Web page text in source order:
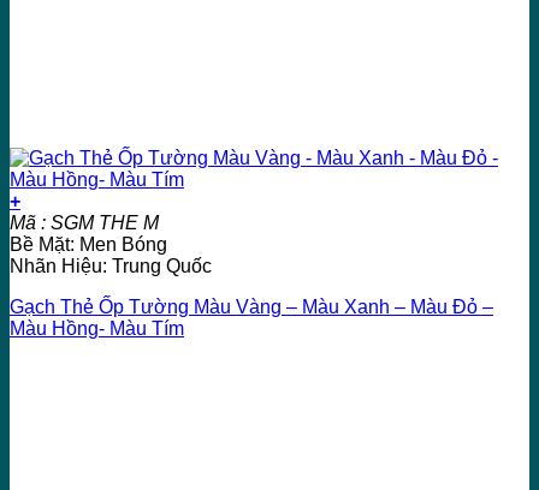
+
Mã : SGM THE M
Bề Mặt: Men Bóng
Nhãn Hiệu: Trung Quốc
Gạch Thẻ Ốp Tường Màu Vàng – Màu Xanh – Màu Đỏ –
Màu Hồng- Màu Tím